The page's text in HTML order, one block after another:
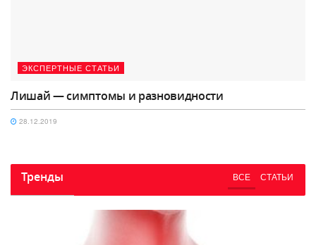
ЭКСПЕРТНЫЕ СТАТЬИ
Лишай — симптомы и разновидности
28.12.2019
Тренды ВСЕ СТАТЬИ